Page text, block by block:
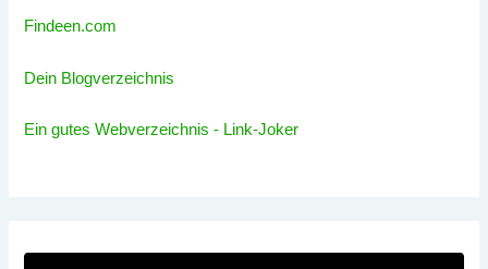
Findeen.com
Dein Blogverzeichnis
Ein gutes Webverzeichnis - Link-Joker